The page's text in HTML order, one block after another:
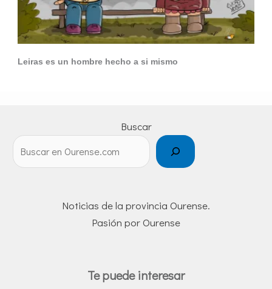
Leiras es un hombre hecho a si mismo
Buscar
Noticias de la provincia Ourense.
Pasión por Ourense
Te puede interesar